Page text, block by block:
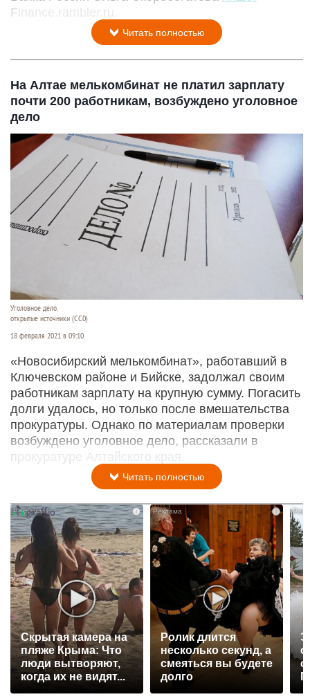
Finance.rambler.ru.
Читать полностью
На Алтае мелькомбинат не платил зарплату
почти 200 работникам, возбуждено уголовное
дело
Уголовное дело.
открытые источники (CC0)
18 февраля 2021 в 09:10
«Новосибирский мелькомбинат», работавший в
Ключевском районе и Бийске, задолжал своим
работникам зарплату на крупную сумму. Погасить
долги удалось, но только после вмешательства
прокуратуры. Однако по материалам проверки
возбуждено уголовное дело, рассказали в
прокуратуре Алтайского края.
Читать полностью
i
Скрытая камера на
пляже Крыма: Что
люди вытворяют,
когда их не видят...
Ролик длится
несколько секунд, а
смеяться вы будете
долго